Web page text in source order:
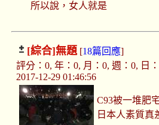
所以說，女人就是
[綜合]無題[18篇回應]
評分：0, 年：0, 月：0, 週：0, 日
2017-12-29 01:46:56
C93被一堆肥
日本人素質真